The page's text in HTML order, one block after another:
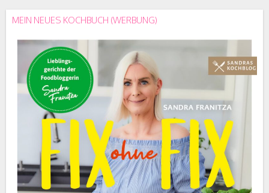
MEIN NEUES KOCHBUCH (WERBUNG)